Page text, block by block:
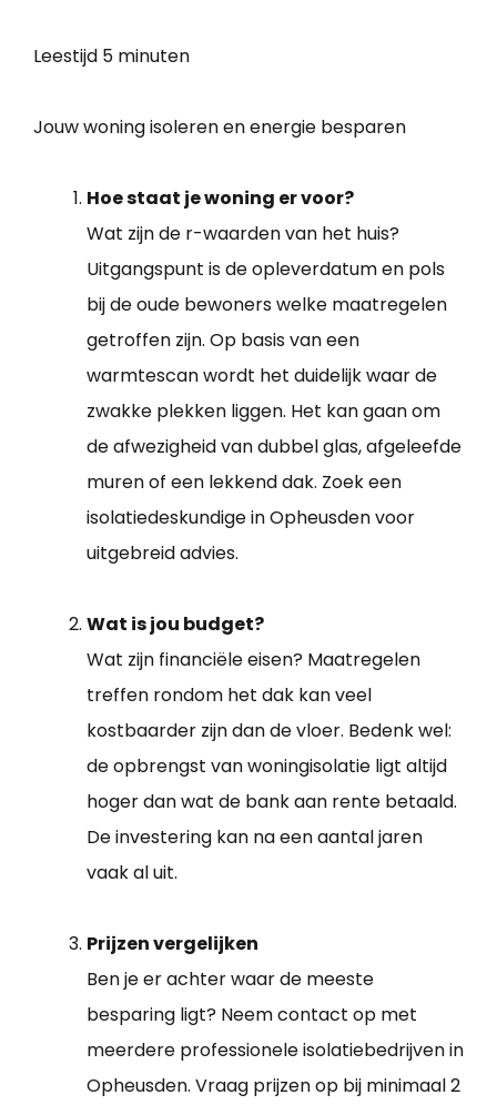
Leestijd 5 minuten
Jouw woning isoleren en energie besparen
Hoe staat je woning er voor?
Wat zijn de r-waarden van het huis?
Uitgangspunt is de opleverdatum en pols
bij de oude bewoners welke maatregelen
getroffen zijn. Op basis van een
warmtescan wordt het duidelijk waar de
zwakke plekken liggen. Het kan gaan om
de afwezigheid van dubbel glas, afgeleefde
muren of een lekkend dak. Zoek een
isolatiedeskundige in Opheusden voor
uitgebreid advies.
Wat is jou budget?
Wat zijn financiële eisen? Maatregelen
treffen rondom het dak kan veel
kostbaarder zijn dan de vloer. Bedenk wel:
de opbrengst van woningisolatie ligt altijd
hoger dan wat de bank aan rente betaald.
De investering kan na een aantal jaren
vaak al uit.
Prijzen vergelijken
Ben je er achter waar de meeste
besparing ligt? Neem contact op met
meerdere professionele isolatiebedrijven in
Opheusden. Vraag prijzen op bij minimaal 2